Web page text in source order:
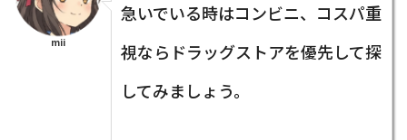
mii
急いでいる時はコンビニ、コスパ重
視ならドラッグストアを優先して探
してみましょう。